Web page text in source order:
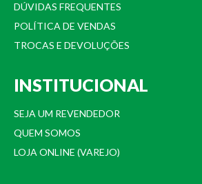
DÚVIDAS FREQUENTES
POLÍTICA DE VENDAS
TROCAS E DEVOLUÇÕES
INSTITUCIONAL
SEJA UM REVENDEDOR
QUEM SOMOS
LOJA ONLINE (VAREJO)